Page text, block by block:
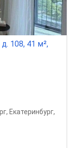
108, 41 м²,
, Екатеринбург,